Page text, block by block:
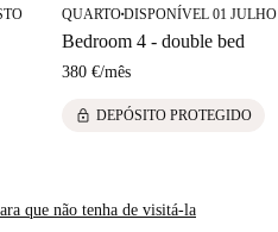
QUARTO■DISPONÍVEL 01 JULHO
Bedroom 4 - double bed
380 €/mês
lock DEPÓSITO PROTEGIDO
que não tenha de visitá-la